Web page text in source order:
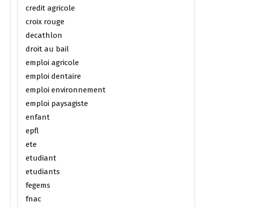
credit agricole
croix rouge
decathlon
droit au bail
emploi agricole
emploi dentaire
emploi environnement
emploi paysagiste
enfant
epfl
ete
etudiant
etudiants
fegems
fnac